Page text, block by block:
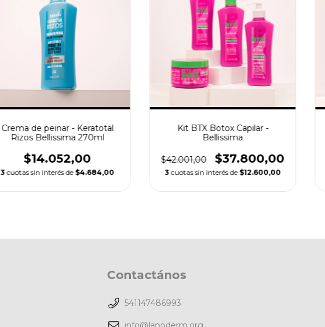
Crema de peinar - Keratotal
Rizos Bellissima 270ml
$14.052,00
3 cuotas sin interés de $4.684,00
Kit BTX Botox Capilar -
Bellissima
$42.001,00 $37.800,00
3 cuotas sin interés de $12.600,00
Contactános
541147486993